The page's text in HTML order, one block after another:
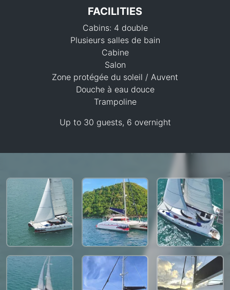
FACILITIES
Cabins: 4 double
Plusieurs salles de bain
Cabine
Salon
Zone protégée du soleil / Auvent
Douche à eau douce
Trampoline
Up to 30 guests, 6 overnight